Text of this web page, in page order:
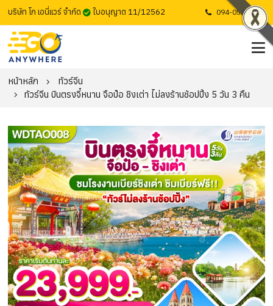
บริษัท โก เอนี่แวร์ จำกัด ใบอนุญาต 11/12562 094-053-1725
หน้าหลัก
ทัวร์จีน
ทัวร์จีน บินตรงจี๋หนาน จือป๋อ ชิงเต่า ไม่ลงร้านช้อปปิ้ง 5 วัน 3 คืน